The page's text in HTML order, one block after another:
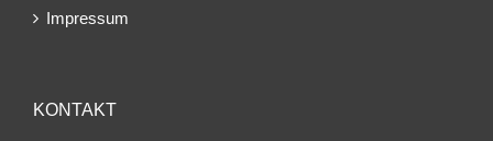
Impressum
KONTAKT